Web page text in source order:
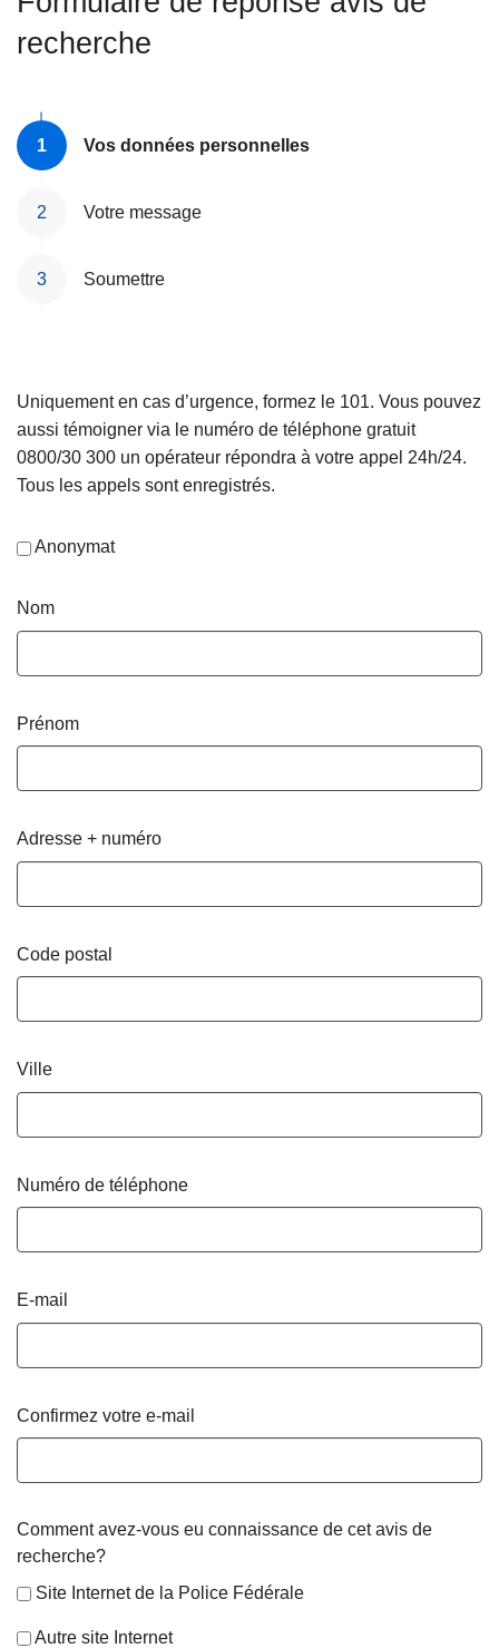
recherche
Vos données personnelles
Votre message
Soumettre
Uniquement en cas d’urgence, formez le 101. Vous pouvez
aussi témoigner via le numéro de téléphone gratuit
0800/30 300 un opérateur répondra à votre appel 24h/24.
Tous les appels sont enregistrés.
Anonymat
Nom
Prénom
Adresse + numéro
Code postal
Ville
Numéro de téléphone
E-mail
Confirmez votre e-mail
Comment avez-vous eu connaissance de cet avis de
recherche?
Site Internet de la Police Fédérale
Autre site Internet